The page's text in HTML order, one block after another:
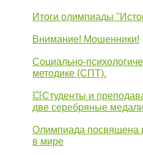
Итоги олимпиады
Внимание! Мошенники!
Социально-
методике (СПТ).
💥Студенты и
две серебряные
Олимпиада посвящена
в мире